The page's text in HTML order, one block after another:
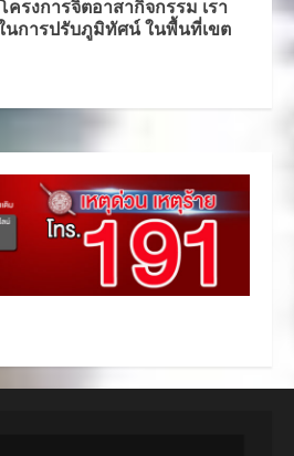
นการปรับภูมิทัศน์ ในพื้นที่เขต